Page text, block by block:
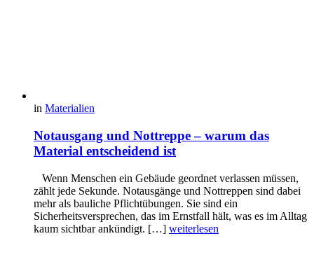
in Materialien
Notausgang und Nottreppe – warum das
Material entscheidend ist
Wenn Menschen ein Gebäude geordnet verlassen müssen,
zählt jede Sekunde. Notausgänge und Nottreppen sind dabei
mehr als bauliche Pflichtübungen. Sie sind ein
Sicherheitsversprechen, das im Ernstfall hält, was es im Alltag
kaum sichtbar ankündigt. […] weiterlesen